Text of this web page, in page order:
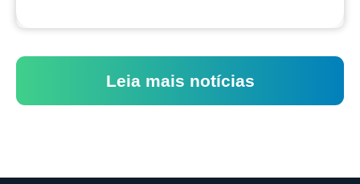
Leia mais notícias